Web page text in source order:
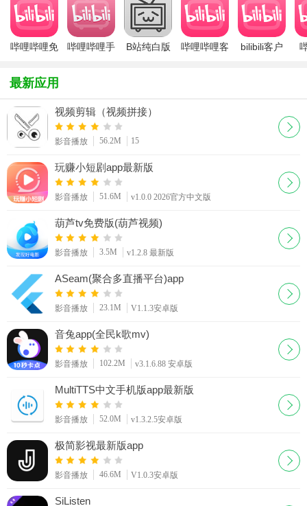
哔哩哔哩免
版
哔哩哔哩手
B站纯白版
哔哩哔哩客
bilibili客户
最新应用
视频剪辑（视频拼接）
影音播放 56.2M 15
玩赚小短剧app最新版
影音播放 51.6M v1.0.0 2026官方中文版
葫芦tv免费版(葫芦视频)
影音播放 3.5M v1.2.8 最新版
ASeam(聚合多直播平台)app
影音播放 23.1M V1.1.3安卓版
音兔app(全民k歌mv)
影音播放 102.2M v3.1.6.88 安卓版
MultiTTS中文手机版app最新版
影音播放 52.0M v1.3.2.5安卓版
极简影视最新版app
影音播放 46.6M V1.0.3安卓版
SiListen